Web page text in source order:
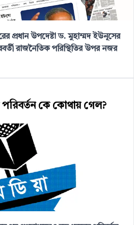
প্রধান উপদেষ্টা ড. মুহাম্মদ ইউনূসের
রাজনৈতিক পরিস্থিতির উপর নজর
পরিবর্তন কে কোথায় গেল?